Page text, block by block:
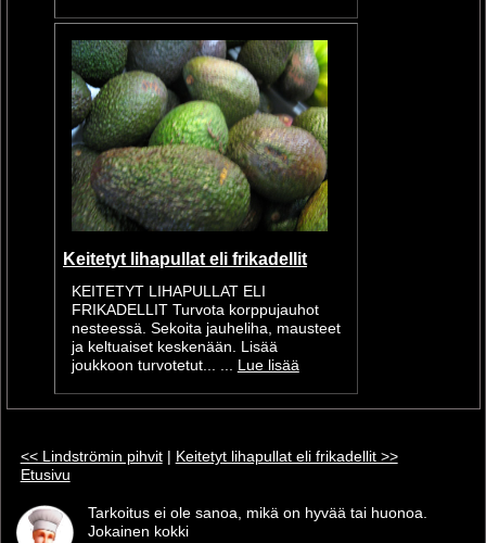
Keitetyt lihapullat eli frikadellit
KEITETYT LIHAPULLAT ELI
FRIKADELLIT Turvota korppujauhot
nesteessä. Sekoita jauheliha, mausteet
ja keltuaiset keskenään. Lisää
joukkoon turvotetut... ... Lue lisää
<< Lindströmin pihvit|
Keitetyt lihapullat eli frikadellit >>
Etusivu
Tarkoitus ei ole sanoa, mikä on hyvää tai huonoa.
Jokainen kokki